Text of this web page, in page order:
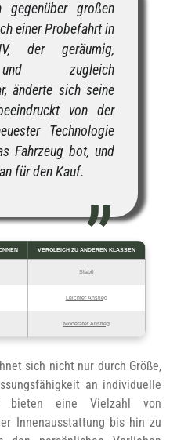
großen
einer Probefahrt in
der geräumig,
zugleich
änderte sich seine
von der
Technologie
Fahrzeug bot, und
für den Kauf.
VERGLEICH ZU ANDEREN KLASSEN
Stabil
Leichter Anstieg
Moderater Anstieg
sich nicht nur durch Größe,
an individuelle
bieten eine Vielzahl von
Innenausstattung bis hin zu